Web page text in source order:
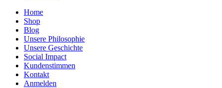
Home
Shop
Blog
Unsere Philosophie
Unsere Geschichte
Social Impact
Kundenstimmen
Kontakt
Anmelden